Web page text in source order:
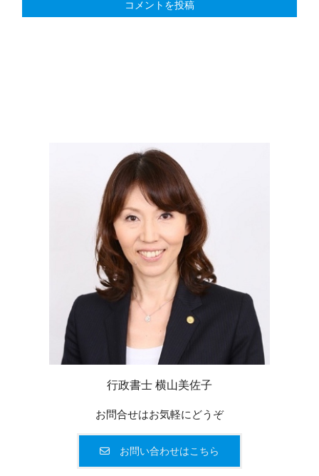
行政書士 横山美佐子
お問合せはお気軽にどうぞ
お問い合わせはこちら